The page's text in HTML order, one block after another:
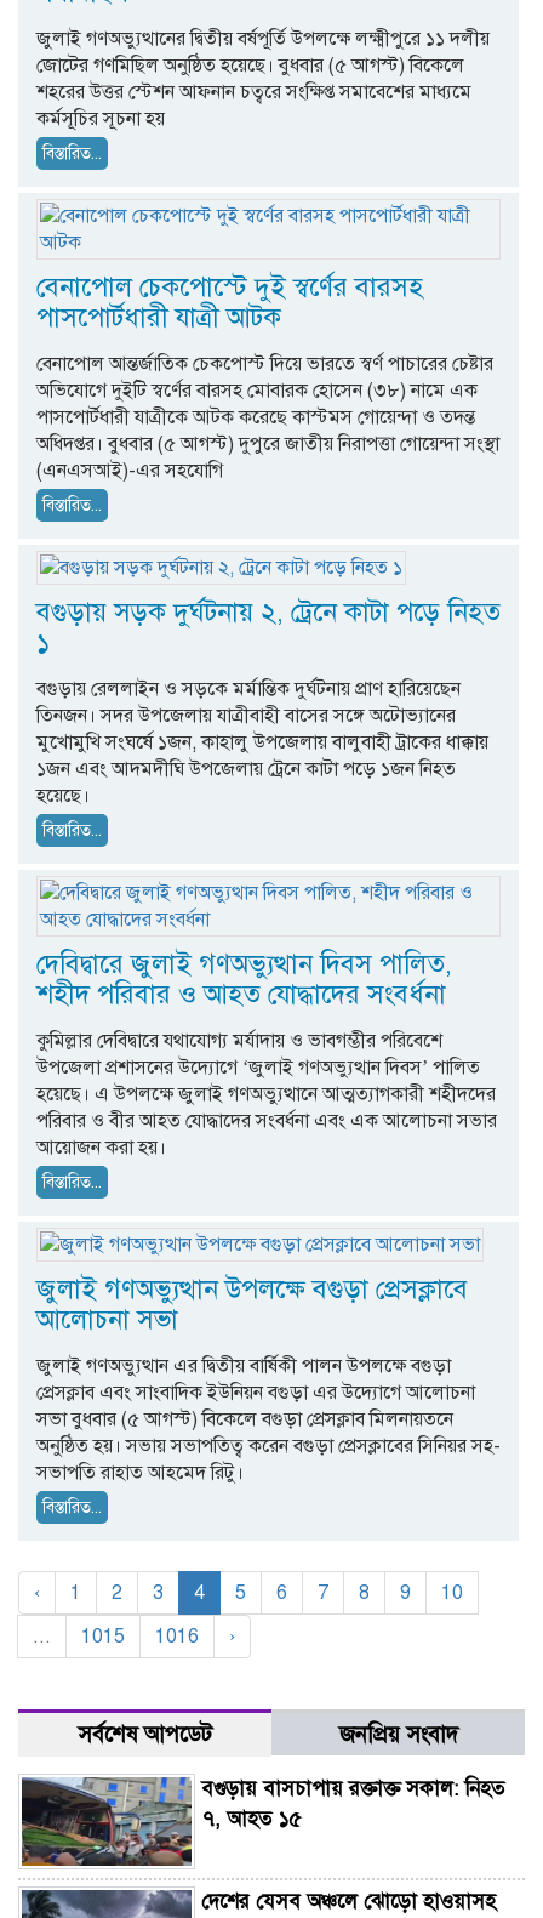
জুলাই গণঅভ্যুত্থানের দ্বিতীয় বর্ষপূর্তি উপলক্ষে লক্ষ্মীপুরে ১১ দলীয়
জোটের গণমিছিল অনুষ্ঠিত হয়েছে। বুধবার (৫ আগস্ট) বিকেলে
শহরের উত্তর স্টেশন আফনান চত্বরে সংক্ষিপ্ত সমাবেশের মাধ্যমে
কর্মসূচির সূচনা হয়
বিস্তারিত...
বেনাপোল চেকপোস্টে দুই স্বর্ণের বারসহ
পাসপোর্টধারী যাত্রী আটক
বেনাপোল আন্তর্জাতিক চেকপোস্ট দিয়ে ভারতে স্বর্ণ পাচারের চেষ্টার
অভিযোগে দুইটি স্বর্ণের বারসহ মোবারক হোসেন (৩৮) নামে এক
পাসপোর্টধারী যাত্রীকে আটক করেছে কাস্টমস গোয়েন্দা ও তদন্ত
অধিদপ্তর। বুধবার (৫ আগস্ট) দুপুরে জাতীয় নিরাপত্তা গোয়েন্দা সংস্থা
(এনএসআই)-এর সহযোগি
বিস্তারিত...
বগুড়ায় সড়ক দুর্ঘটনায় ২, ট্রেনে কাটা পড়ে নিহত
১
বগুড়ায় রেললাইন ও সড়কে মর্মান্তিক দুর্ঘটনায় প্রাণ হারিয়েছেন
তিনজন। সদর উপজেলায় যাত্রীবাহী বাসের সঙ্গে অটোভ্যানের
মুখোমুখি সংঘর্ষে ১জন, কাহালু উপজেলায় বালুবাহী ট্রাকের ধাক্কায়
১জন এবং আদমদীঘি উপজেলায় ট্রেনে কাটা পড়ে ১জন নিহত
হয়েছে।
বিস্তারিত...
দেবিদ্বারে জুলাই গণঅভ্যুত্থান দিবস পালিত,
শহীদ পরিবার ও আহত যোদ্ধাদের সংবর্ধনা
কুমিল্লার দেবিদ্বারে যথাযোগ্য মর্যাদায় ও ভাবগম্ভীর পরিবেশে
উপজেলা প্রশাসনের উদ্যোগে ‘জুলাই গণঅভ্যুত্থান দিবস’ পালিত
হয়েছে। এ উপলক্ষে জুলাই গণঅভ্যুত্থানে আত্মত্যাগকারী শহীদদের
পরিবার ও বীর আহত যোদ্ধাদের সংবর্ধনা এবং এক আলোচনা সভার
আয়োজন করা হয়।
বিস্তারিত...
জুলাই গণঅভ্যুত্থান উপলক্ষে বগুড়া প্রেসক্লাবে
আলোচনা সভা
জুলাই গণঅভ্যুত্থান এর দ্বিতীয় বার্ষিকী পালন উপলক্ষে বগুড়া
প্রেসক্লাব এবং সাংবাদিক ইউনিয়ন বগুড়া এর উদ্যোগে আলোচনা
সভা বুধবার (৫ আগস্ট) বিকেলে বগুড়া প্রেসক্লাব মিলনায়তনে
অনুষ্ঠিত হয়। সভায় সভাপতিত্ব করেন বগুড়া প্রেসক্লাবের সিনিয়র সহ-
সভাপতি রাহাত আহমেদ রিটু।
বিস্তারিত...
‹ 1 2 3 4 5 6 7 8 9
10
...
1015 1016 ›
সর্বশেষ আপডেট জনপ্রিয় সংবাদ
বগুড়ায় বাসচাপায় রক্তাক্ত সকাল: নিহত
৭, আহত ১৫
দেশের যেসব অঞ্চলে ঝোড়ো হাওয়াসহ